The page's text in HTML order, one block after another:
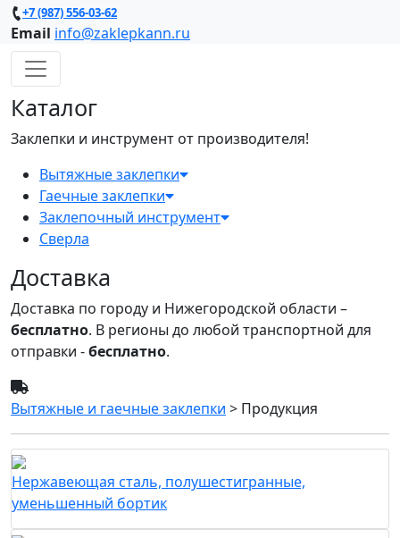
+7 (987) 556-03-62
Email info@zaklepkann.ru
Каталог
Заклепки и инструмент от производителя!
Вытяжные заклепки
Гаечные заклепки
Заклепочный инструмент
Сверла
Доставка
Доставка по городу и Нижегородской области –
бесплатно. В регионы до любой транспортной для
отправки -бесплатно.
Вытяжные и гаечные заклепки > Продукция
Нержавеющая сталь, полушестигранные,
уменьшенный бортик